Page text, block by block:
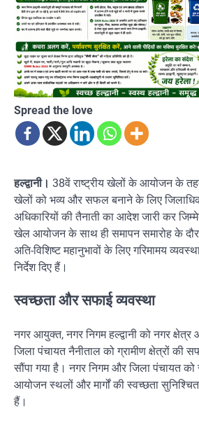
Spread the love
हल्द्वानी। 38वें राष्ट्रीय खेलों के आयोजन के तहत
खेलों को भव्य और सफल बनाने के लिए
अधिकारियों की तैनाती का आदेश जारी कर
खेल आयोजन के साथ ही समापन समारोह के
अति-विशिष्ट महानुभावों के लिए गरिमामय
निर्देश दिए हैं।
स्वच्छता और सफाई व्यवस्था
नगर आयुक्त, नगर निगम हल्द्वानी को नगर
जिला पंचायत नैनीताल को ग्रामीण क्षेत्रों की
सौंपा गया है। नगर निगम और जिला पंचायत
आयोजन स्थलों और मार्गों की स्वच्छता
हैं।